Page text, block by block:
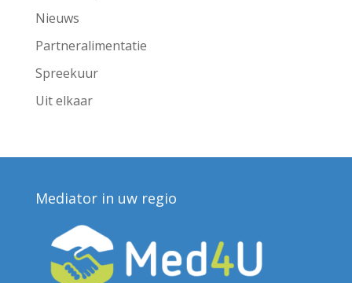
Nieuws
Partneralimentatie
Spreekuur
Uit elkaar
Mediator in uw regio